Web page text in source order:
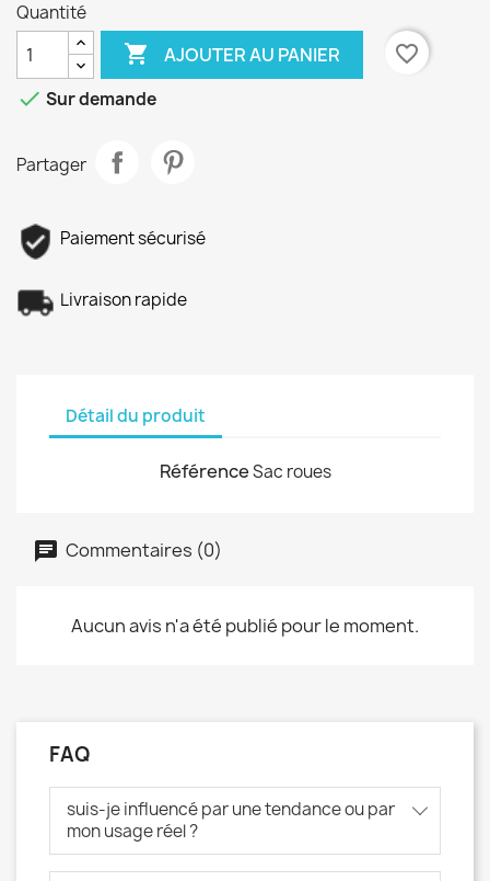
Quantité
 AJOUTER AU PANIER
favorite_border
 Sur demande
Partager
Paiement sécurisé
Livraison rapide
Détail du produit
RéférenceSac roues
Commentaires (0)
Aucun avis n'a été publié pour le moment.
FAQ
suis-je influencé par une tendance ou par
mon usage réel ?